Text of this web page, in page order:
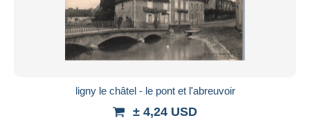
ligny le châtel - le pont et l'abreuvoir
± 4,24 USD